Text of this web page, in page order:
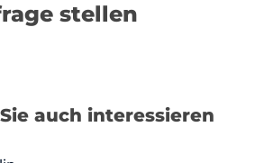
stellen
auch interessieren